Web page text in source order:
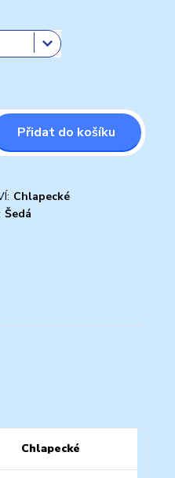
Přidat do košíku
Chlapecké
Šedá
Chlapecké